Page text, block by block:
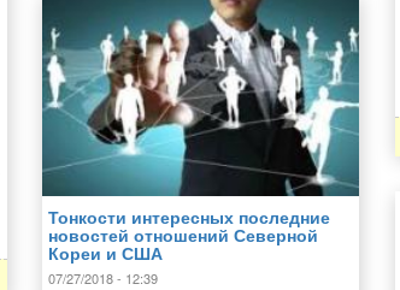
Тонкости интересных последние
новостей отношений Северной
Кореи и США
07/27/2018 - 12:39